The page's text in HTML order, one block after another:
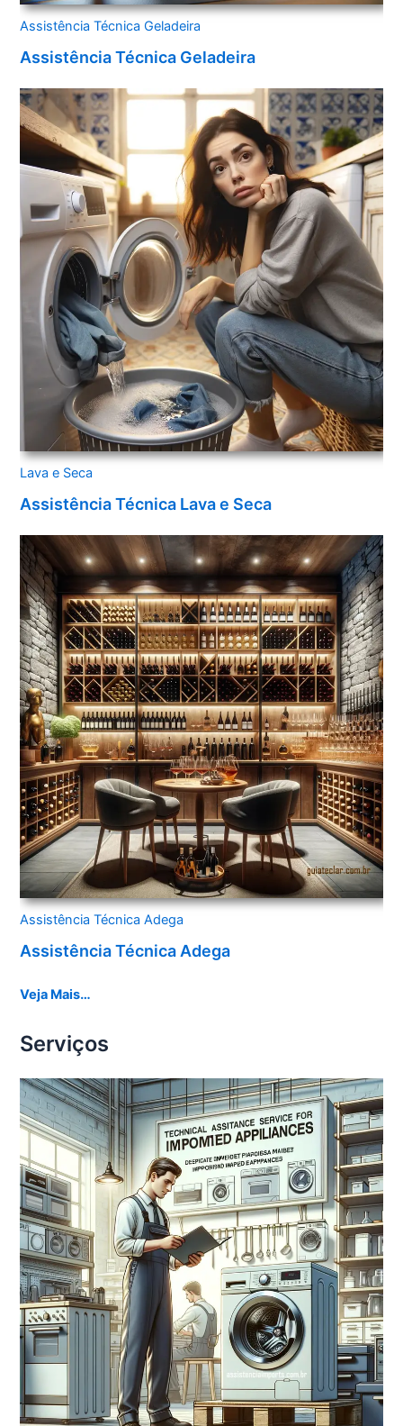
Assistência Técnica Geladeira
Assistência Técnica Geladeira
Lava e Seca
Assistência Técnica Lava e Seca
Assistência Técnica Adega
Assistência Técnica Adega
Veja Mais…
Serviços